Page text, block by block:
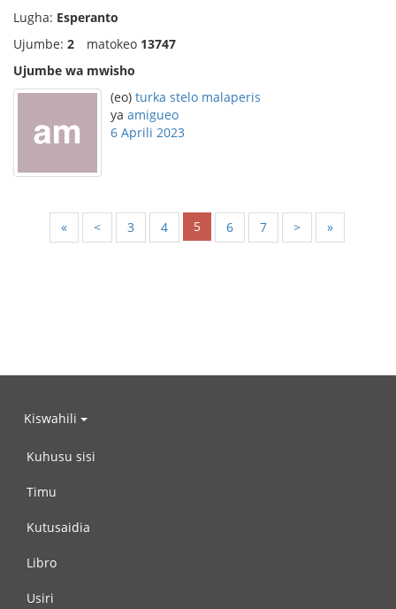
Lugha: Esperanto
Ujumbe: 2 matokeo 13747
Ujumbe wa mwisho
(eo) turka stelo malaperis
ya amigueo
6 Aprili 2023
« < 3 4 5 6 7 > »
Kiswahili
Kuhusu sisi
Timu
Kutusaidia
Libro
Usiri